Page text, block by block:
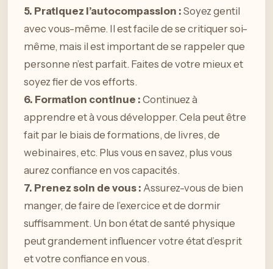
5. Pratiquez l’autocompassion : Soyez gentil
avec vous-même. Il est facile de se critiquer soi-
même, mais il est important de se rappeler que
personne n’est parfait. Faites de votre mieux et
soyez fier de vos efforts.
6. Formation continue : Continuez à
apprendre et à vous développer. Cela peut être
fait par le biais de formations, de livres, de
webinaires, etc. Plus vous en savez, plus vous
aurez confiance en vos capacités.
7. Prenez soin de vous : Assurez-vous de bien
manger, de faire de l’exercice et de dormir
suffisamment. Un bon état de santé physique
peut grandement influencer votre état d’esprit
et votre confiance en vous.